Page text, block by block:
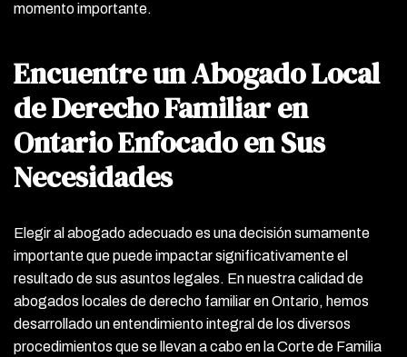
momento importante.
Encuentre un Abogado Local
de Derecho Familiar en
Ontario Enfocado en Sus
Necesidades
Elegir al abogado adecuado es una decisión sumamente
importante que puede impactar significativamente el
resultado de sus asuntos legales. En nuestra calidad de
abogados locales de derecho familiar en Ontario, hemos
desarrollado un entendimiento integral de los diversos
procedimientos que se llevan a cabo en la Corte de Familia